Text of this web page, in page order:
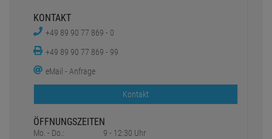
KONTAKT
+49 89 90 77 869 - 0
+49 89 90 77 869 - 99
eMail - Anfrage
Kontakt
ÖFFNUNGSZEITEN
Mo. - Do.:
9 - 12:30 Uhr